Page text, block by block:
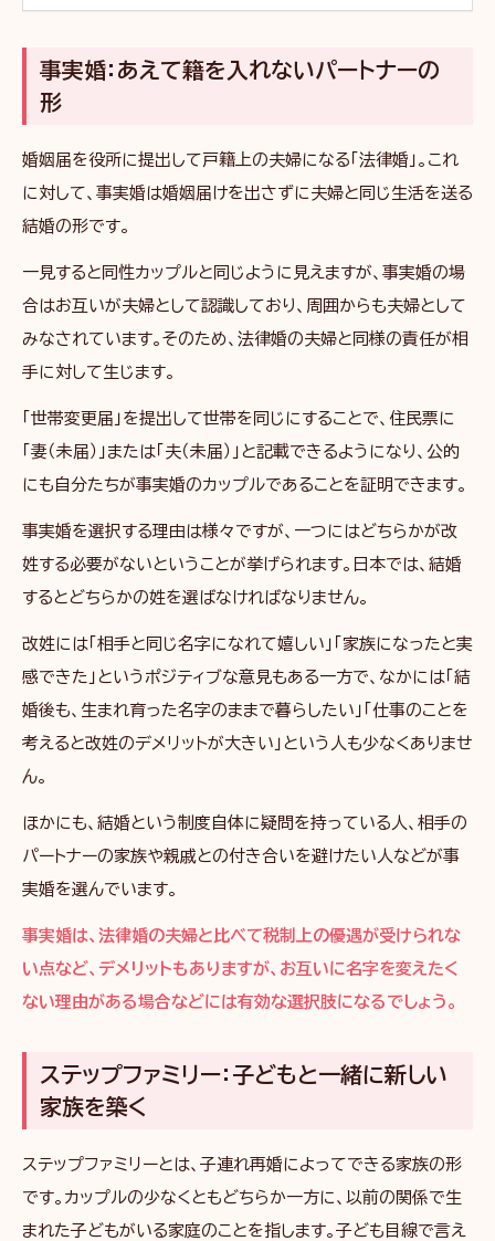
事実婚：あえて籍を入れないパートナーの
形
婚姻届を役所に提出して戸籍上の夫婦になる「法律婚」。これ
に対して、事実婚は婚姻届けを出さずに夫婦と同じ生活を送る
結婚の形です。
一見すると同性カップルと同じように見えますが、事実婚の場
合はお互いが夫婦として認識しており、周囲からも夫婦として
みなされています。そのため、法律婚の夫婦と同様の責任が相
手に対して生じます。
「世帯変更届」を提出して世帯を同じにすることで、住民票に
「妻（未届）」または「夫（未届）」と記載できるようになり、公的
にも自分たちが事実婚のカップルであることを証明できます。
事実婚を選択する理由は様々ですが、一つにはどちらかが改
姓する必要がないということが挙げられます。日本では、結婚
するとどちらかの姓を選ばなければなりません。
改姓には「相手と同じ名字になれて嬉しい」「家族になったと実
感できた」というポジティブな意見もある一方で、なかには「結
婚後も、生まれ育った名字のままで暮らしたい」「仕事のことを
考えると改姓のデメリットが大きい」という人も少なくありませ
ん。
ほかにも、結婚という制度自体に疑問を持っている人、相手の
パートナーの家族や親戚との付き合いを避けたい人などが事
実婚を選んでいます。
事実婚は、法律婚の夫婦と比べて税制上の優遇が受けられな
い点など、デメリットもありますが、お互いに名字を変えたく
ない理由がある場合などには有効な選択肢になるでしょう。
ステップファミリー：子どもと一緒に新しい
家族を築く
ステップファミリーとは、子連れ再婚によってできる家族の形
です。カップルの少なくともどちらか一方に、以前の関係で生
まれた子どもがいる家庭のことを指します。子ども目線で言え